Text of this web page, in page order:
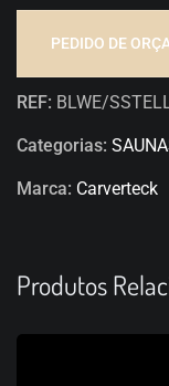
PEDIDO DE
REF: BLWE/
Categorias:
Marca: Carverteck
Produtos